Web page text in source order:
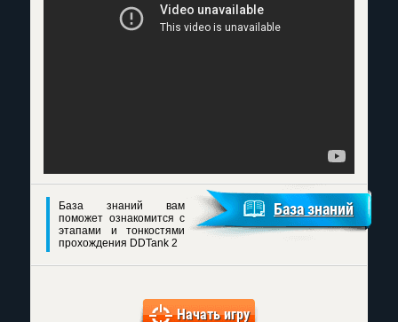
База знаний вам
поможет ознакомится с
этапами и тонкостями
прохождения DDTank 2
База знаний
Начать игру